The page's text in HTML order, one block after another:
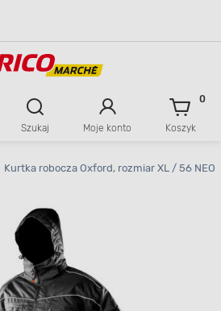
zawartości
Szukaj Moje konto Koszyk
0
Kurtka robocza Oxford, rozmiar XL / 56 NEO